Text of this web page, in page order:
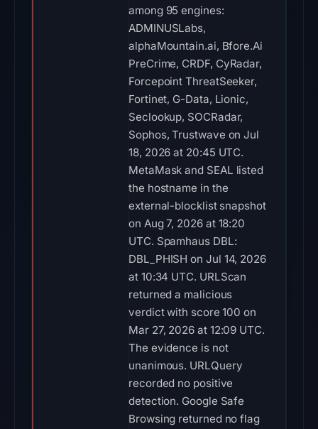
among 95 engines:
ADMINUSLabs,
alphaMountain.ai, Bfore.Ai
PreCrime, CRDF, CyRadar,
Forcepoint ThreatSeeker,
Fortinet, G-Data, Lionic,
Seclookup, SOCRadar,
Sophos, Trustwave on Jul
18, 2026 at 20:45 UTC.
MetaMask and SEAL listed
the hostname in the
external-blocklist snapshot
on Aug 7, 2026 at 18:20
UTC. Spamhaus DBL:
DBL_PHISH on Jul 14, 2026
at 10:34 UTC. URLScan
returned a malicious
verdict with score 100 on
Mar 27, 2026 at 12:09 UTC.
The evidence is not
unanimous. URLQuery
recorded no positive
detection. Google Safe
Browsing returned no flag